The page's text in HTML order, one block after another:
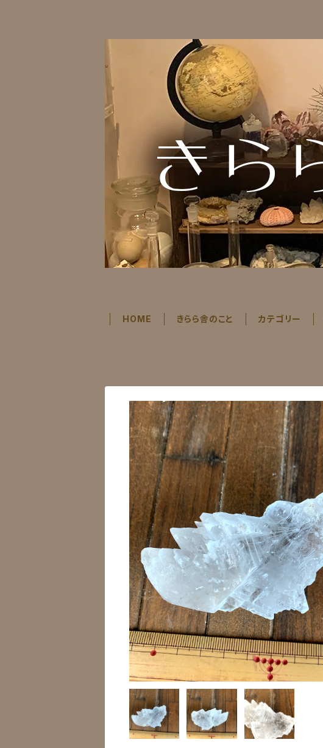
HOME きらら舎のこと カテゴリー